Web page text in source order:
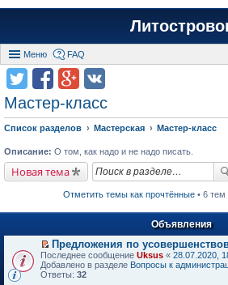
Меню FAQ
Мастер-класс
Список разделов Мастерская Мастер-класс
Описание: О том, как надо и не надо писать.
Новая тема
Отметить темы как прочтённые • 6 тем
Объявления
П
е
р
Предложения по
Последнее сообщение Uksus « 28.07.2020,
Добавлено в разделе Вопросы к
Ответы: 32